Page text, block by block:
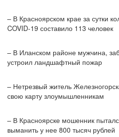
– В Красноярском крае за сутки
COVID-19 составило 113 человек
– В Иланском районе мужчина,
устроил ландшафтный пожар
– Нетрезвый житель
свою карту злоумышленникам
– В Красноярске мошенник
выманить у нее 800 тысяч рублей